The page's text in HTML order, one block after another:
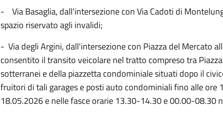
- Via Basaglia, dall'intersezione con Via Cadoti di
spazio riservato agli invalidi;
- Via degli Argini, dall'intersezione con Piazza del Mercato
consentito il transito veicolare nel tratto compreso tra
sotterranei e della piazzetta condominiale situati dopo il
fruitori di tali garages e posti auto condominiali fino alle ore
18.05.2026 e nelle fasce orarie 13.30-14.30 e 00.00-08.30